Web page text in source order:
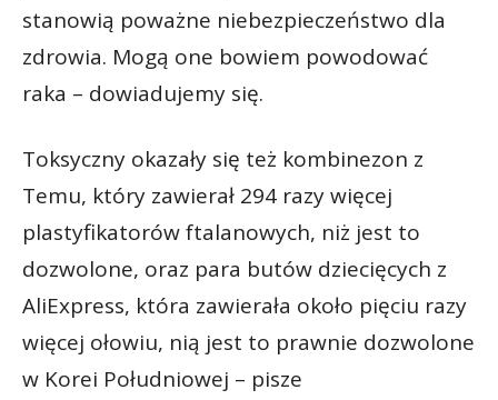
stanowią poważne niebezpieczeństwo dla
zdrowia. Mogą one bowiem powodować
raka – dowiadujemy się.
Toksyczny okazały się też kombinezon z
Temu, który zawierał 294 razy więcej
plastyfikatorów ftalanowych, niż jest to
dozwolone, oraz para butów dziecięcych z
AliExpress, która zawierała około pięciu razy
więcej ołowiu, nią jest to prawnie dozwolone
w Korei Południowej – pisze